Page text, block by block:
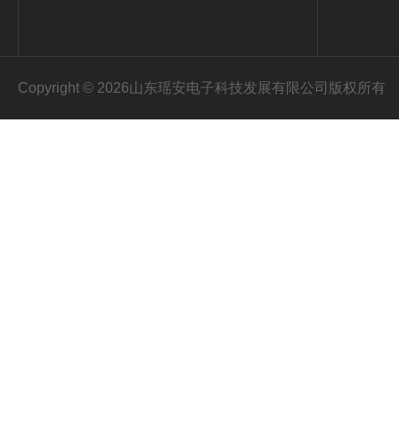
Copyright © 2026山东瑶安电子科技发展有限公司版权所有